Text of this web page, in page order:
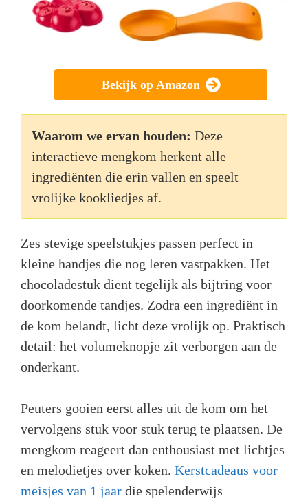
Bekijk op Amazon
Waarom we ervan houden: Deze
interactieve mengkom herkent alle
ingrediënten die erin vallen en speelt
vrolijke kookliedjes af.
Zes stevige speelstukjes passen perfect in
kleine handjes die nog leren vastpakken. Het
chocoladestuk dient tegelijk als bijtring voor
doorkomende tandjes. Zodra een ingrediënt in
de kom belandt, licht deze vrolijk op. Praktisch
detail: het volumeknopje zit verborgen aan de
onderkant.
Peuters gooien eerst alles uit de kom om het
vervolgens stuk voor stuk terug te plaatsen. De
mengkom reageert dan enthousiast met lichtjes
en melodietjes over koken. Kerstcadeaus voor
meisjes van 1 jaar die spelenderwijs